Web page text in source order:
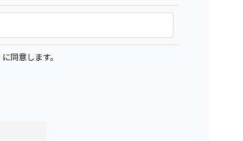
に同意します。